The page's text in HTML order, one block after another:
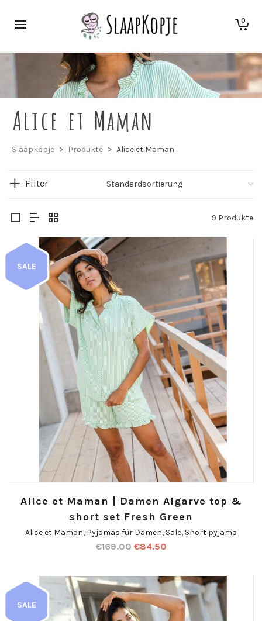
0
Alice et Maman
Slaapkopje > Produkte > Alice et Maman
Filter
9 Produkte
SALE
Alice et Maman | Damen Algarve top &
short set Fresh Green
Alice et Maman, Pyjamas für Damen, Sale, Short pyjama
€169.00 €84.50
SALE